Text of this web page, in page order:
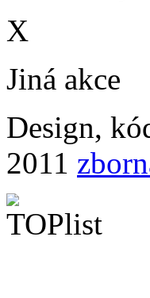
X
Jiná akce
Design,
2011